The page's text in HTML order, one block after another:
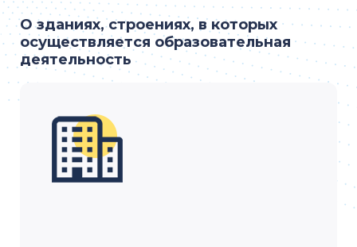
О зданиях, строениях, в которых
осуществляется образовательная
деятельность